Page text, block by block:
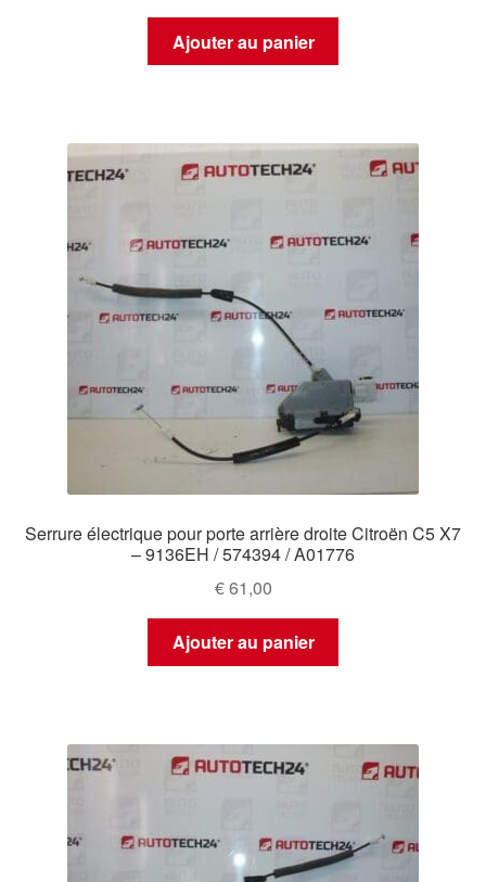
Ajouter au panier
Serrure électrique pour porte arrière droite Citroën C5 X7
– 9136EH / 574394 / A01776
€61,00
Ajouter au panier